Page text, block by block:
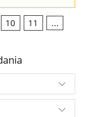
10 11
...